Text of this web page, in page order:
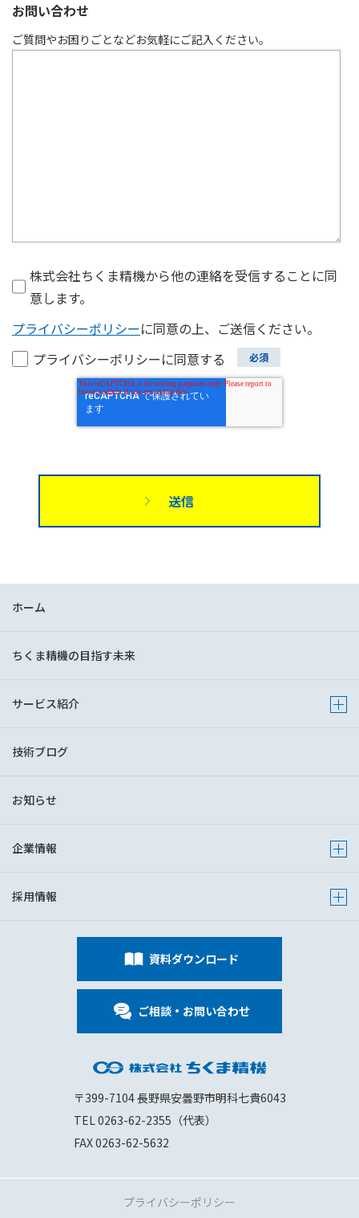
お問い合わせ
ご質問やお困りごとなどお気軽にご記入ください。
株式会社ちくま精機から他の連絡を受信することに同
意します。
プライバシーポリシーに同意の上、ご送信ください。
プライバシーポリシーに同意する
ホーム
ちくま精機の目指す未来
サービス紹介 Show
技術ブログ
お知らせ
企業情報 Show
採用情報 Show
資料ダウンロード
ご相談・お問い合わせ
〒399-7104 長野県安曇野市明科七貴6043
TEL 0263-62-2355（代表）
FAX 0263-62-5632
プライバシーポリシー